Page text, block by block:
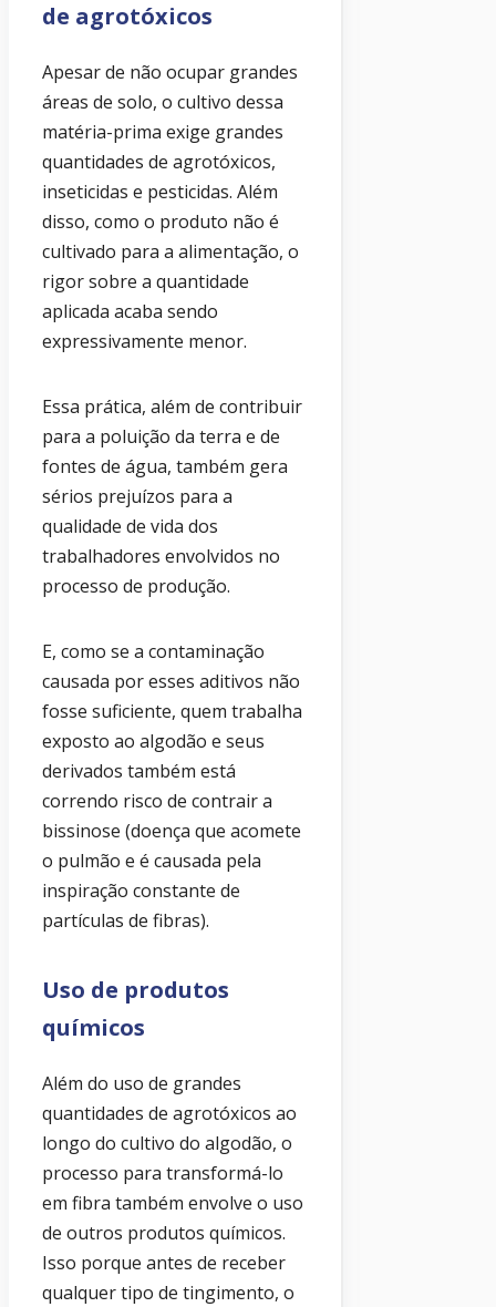
de agrotóxicos
Apesar de não ocupar grandes
áreas de solo, o cultivo dessa
matéria-prima exige grandes
quantidades de agrotóxicos,
inseticidas e pesticidas. Além
disso, como o produto não é
cultivado para a alimentação, o
rigor sobre a quantidade
aplicada acaba sendo
expressivamente menor.
Essa prática, além de contribuir
para a poluição da terra e de
fontes de água, também gera
sérios prejuízos para a
qualidade de vida dos
trabalhadores envolvidos no
processo de produção.
E, como se a contaminação
causada por esses aditivos não
fosse suficiente, quem trabalha
exposto ao algodão e seus
derivados também está
correndo risco de contrair a
bissinose (doença que acomete
o pulmão e é causada pela
inspiração constante de
partículas de fibras).
Uso de produtos
químicos
Além do uso de grandes
quantidades de agrotóxicos ao
longo do cultivo do algodão, o
processo para transformá-lo
em fibra também envolve o uso
de outros produtos químicos.
Isso porque antes de receber
qualquer tipo de tingimento, o